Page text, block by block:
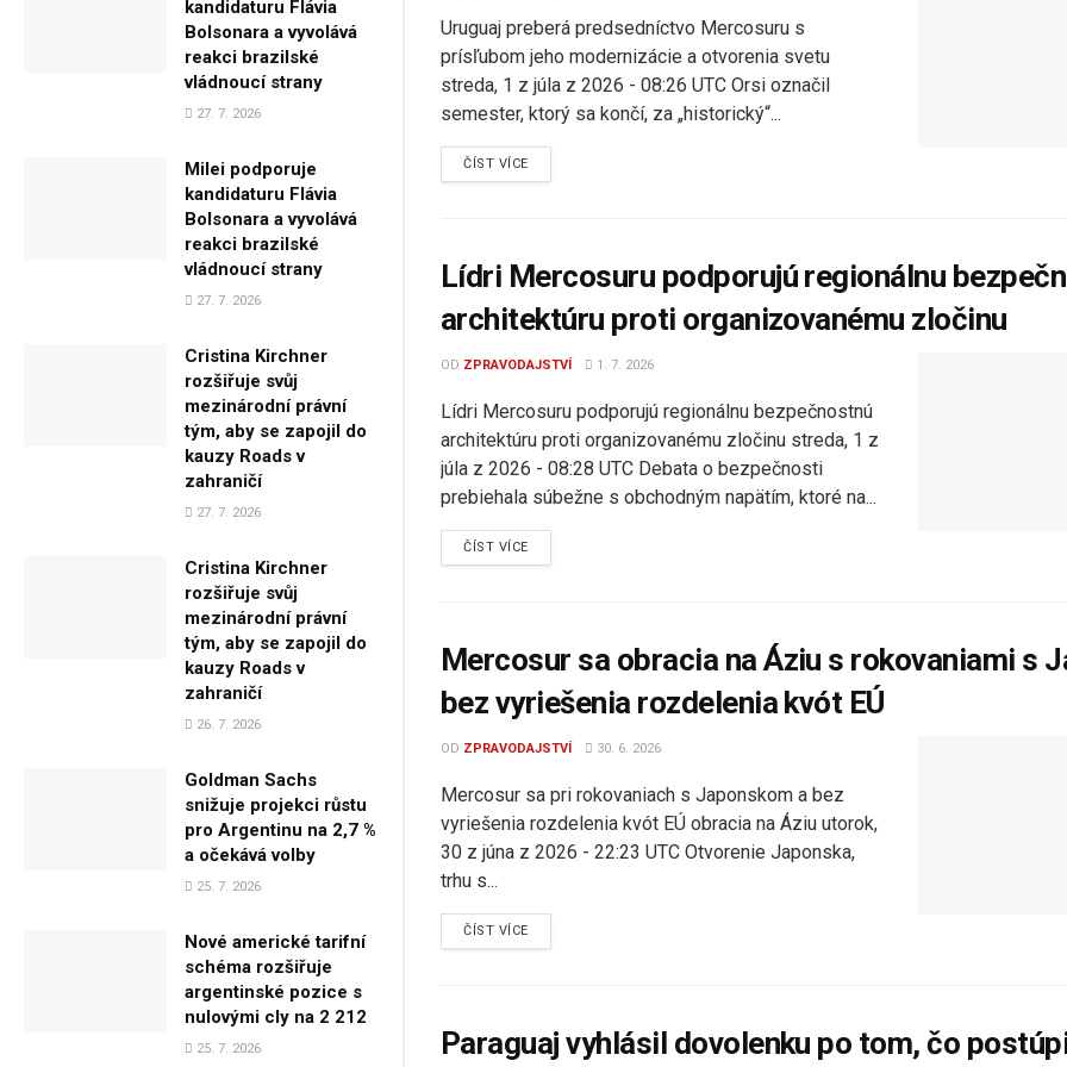
kandidaturu Flávia
Bolsonara a vyvolává
reakci brazilské
vládnoucí strany
27. 7. 2026
Milei podporuje
kandidaturu Flávia
Bolsonara a vyvolává
reakci brazilské
vládnoucí strany
27. 7. 2026
Cristina Kirchner
rozšiřuje svůj
mezinárodní právní
tým, aby se zapojil do
kauzy Roads v
zahraničí
27. 7. 2026
Cristina Kirchner
rozšiřuje svůj
mezinárodní právní
tým, aby se zapojil do
kauzy Roads v
zahraničí
26. 7. 2026
Goldman Sachs
snižuje projekci růstu
pro Argentinu na 2,7 %
a očekává volby
25. 7. 2026
Nové americké tarifní
schéma rozšiřuje
argentinské pozice s
nulovými cly na 2 212
25. 7. 2026
Uruguaj preberá predsedníctvo Mercosuru s
prísľubom jeho modernizácie a otvorenia svetu
streda, 1 z júla z 2026 - 08:26 UTC Orsi označil
semester, ktorý sa končí, za „historický“...
ČÍST VÍCEDETAILS
Lídri Mercosuru podporujú regionálnu
architektúru proti organizovanému zločinu
OD ZPRAVODAJSTVÍ 1. 7. 2026
Lídri Mercosuru podporujú regionálnu bezpečnostnú
architektúru proti organizovanému zločinu streda, 1 z
júla z 2026 - 08:28 UTC Debata o bezpečnosti
prebiehala súbežne s obchodným napätím, ktoré na...
ČÍST VÍCEDETAILS
Mercosur sa obracia na Áziu s rokovaniami s
bez vyriešenia rozdelenia kvót EÚ
OD ZPRAVODAJSTVÍ 30. 6. 2026
Mercosur sa pri rokovaniach s Japonskom a bez
vyriešenia rozdelenia kvót EÚ obracia na Áziu utorok,
30 z júna z 2026 - 22:23 UTC Otvorenie Japonska,
trhu s...
ČÍST VÍCEDETAILS
Paraguaj vyhlásil dovolenku po tom, čo